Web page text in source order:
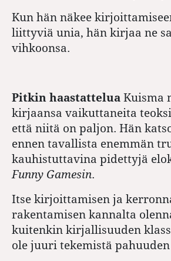
Kun hän näkee
liittyviä unia, hän kirjaa ne
vihkoonsa.
Pitkin haastattelua Kuisma
kirjaansa vaikuttaneita
että niitä on paljon. Hän
ennen tavallista enemmän
kauhistuttavina pidettyjä
Funny Gamesin.
Itse kirjoittamisen ja
rakentamisen kannalta
kuitenkin kirjallisuuden
ole juuri tekemistä pahuuden